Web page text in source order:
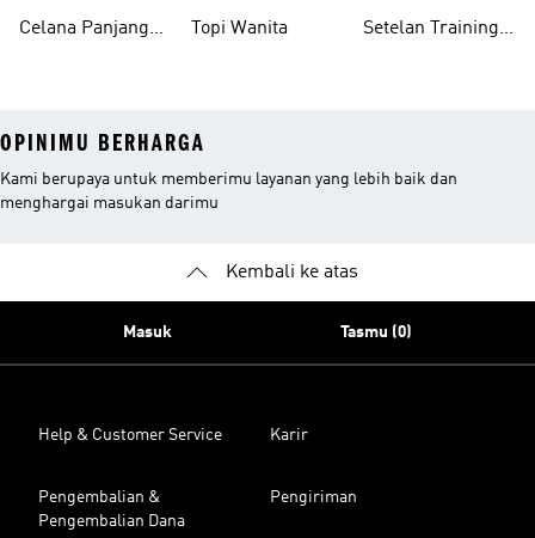
Celana Panjang
Topi Wanita
Setelan Training
OPINIMU BERHARGA
Kami berupaya untuk memberimu layanan yang lebih baik dan
menghargai masukan darimu
Kembali ke atas
Masuk Tasmu (0)
Help & Customer Service Karir
Pengembalian &
Pengembalian Dana
Pengiriman